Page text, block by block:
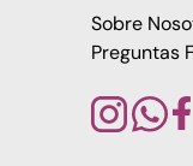
Sobre
Preguntas